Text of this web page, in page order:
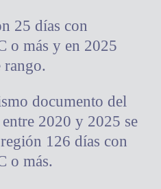
25 días con
o más y en 2025
rango.
documento del
2020 y 2025 se
126 días con
o más.